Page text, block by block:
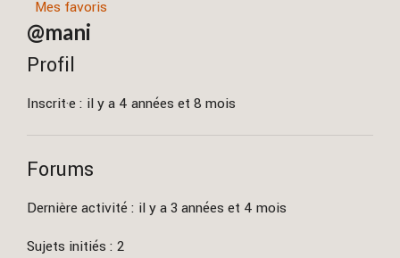
Mes favoris
@mani
Profil
Inscrit·e : il y a 4 années et 8 mois
Forums
Dernière activité : il y a 3 années et 4 mois
Sujets initiés : 2